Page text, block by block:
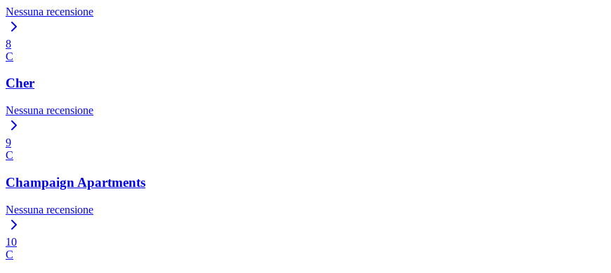
Nessuna recensione
8
C
Cher
Nessuna recensione
9
C
Champaign Apartments
Nessuna recensione
10
C